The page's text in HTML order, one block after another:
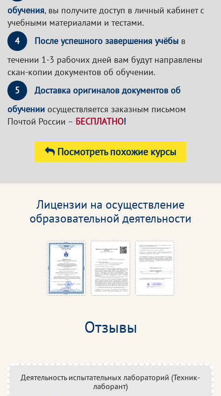
обучения, вы получите доступ в личный кабинет с
учебными материалами и тестами.
4
После успешного завершения учёбы в
течении 1-3 рабочих дней вам будут направлены
скан-копии документов об обучении.
5
Доставка оригиналов документов об
обучении осуществляется заказным письмом
Почтой России – БЕСПЛАТНО!
Посмотреть похожие курсы
Лицензии на осуществление
образовательной деятельности
Отзывы
Деятельность испытательных лабораторий (Техник-
лаборант)